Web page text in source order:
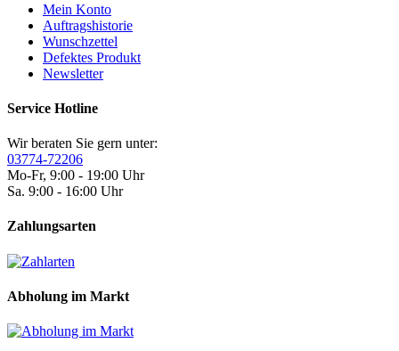
Mein Konto
Auftragshistorie
Wunschzettel
Defektes Produkt
Newsletter
Service Hotline
Wir beraten Sie gern unter:
03774-72206
Mo-Fr, 9:00 - 19:00 Uhr
Sa. 9:00 - 16:00 Uhr
Zahlungsarten
Abholung im Markt